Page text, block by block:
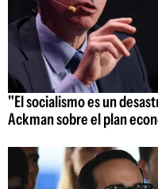
"El socialismo es un
Ackman sobre el plan